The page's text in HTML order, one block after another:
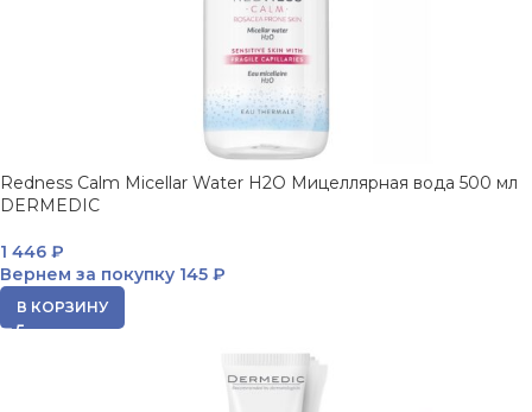
Redness Calm Micellar Water H2O Мицеллярная вода 500 мл
DERMEDIC
1 446 ₽
Вернем за покупку 145 ₽
В КОРЗИНУ